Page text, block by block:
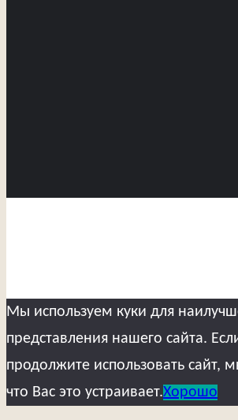
Мы используем куки для
представления нашего сайта.
продолжите использовать сайт,
что Вас это устраивает.Хорошо